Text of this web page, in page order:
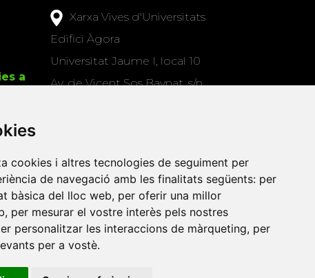
cookies i altres tecnologies de seguiment per
de navegació amb les finalitats següents: per
bàsica del lloc web, per oferir una millor
, per mesurar el vostre interès pels nostres
personalitzar les interaccions de màrqueting, per
per a vostè.
a
Xarxa Vives d'Universitats
Edifici Àgora
Universitat Jaume I, local 10
Av. de Vicent Sos Baynat, s/n
Amb el suport
de